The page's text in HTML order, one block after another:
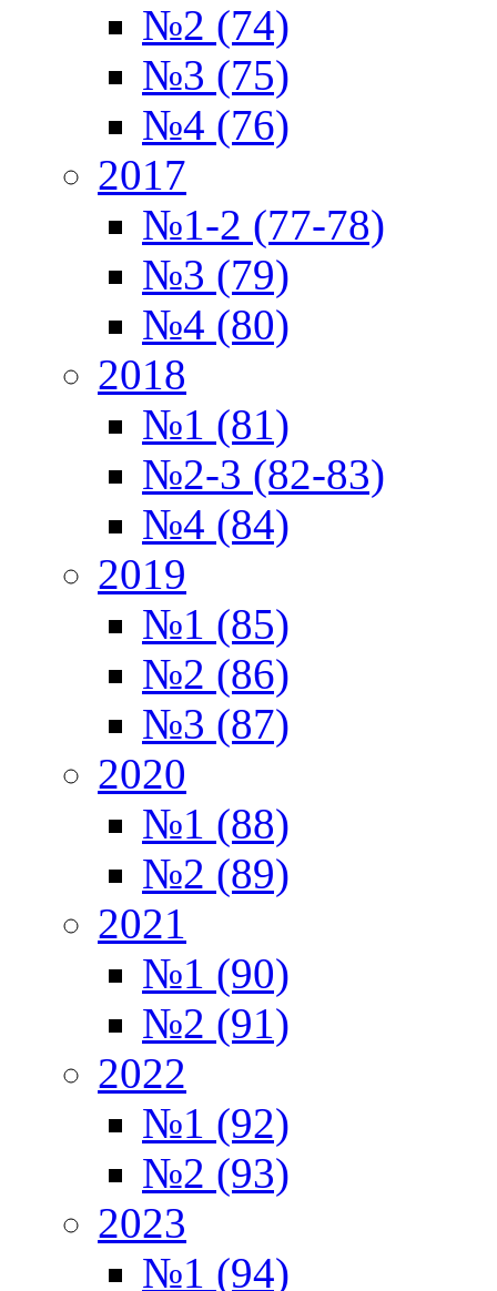
№2 (74)
№3 (75)
№4 (76)
2017
№1-2 (77-78)
№3 (79)
№4 (80)
2018
№1 (81)
№2-3 (82-83)
№4 (84)
2019
№1 (85)
№2 (86)
№3 (87)
2020
№1 (88)
№2 (89)
2021
№1 (90)
№2 (91)
2022
№1 (92)
№2 (93)
2023
№1 (94)